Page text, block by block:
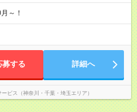
～！
募する 詳細へ
ビス（神奈川・千葉・埼玉エリア）